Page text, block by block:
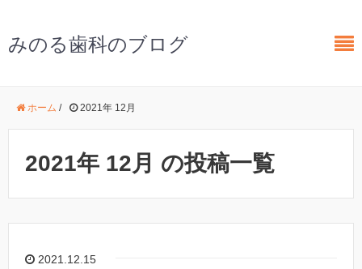
みのる歯科のブログ
ホーム / 2021年 12月
2021年 12月 の投稿一覧
2021.12.15